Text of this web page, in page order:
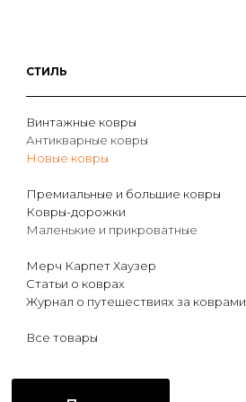
СТИЛЬ
Винтажные ковры
Антикварные ковры
Новые ковры
Премиальные и большие ковры
Ковры-дорожки
Маленькие и прикроватные
Мерч Карпет Хаузер
Статьи о коврах
Журнал о путешествиях за коврами
Все товары